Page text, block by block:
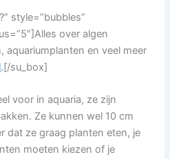
style=”bubbles”
over algen
aquariumplanten en veel meer
.[/su_box]
voor in aquaria, ze zijn
Ze kunnen wel 10 cm
dat ze graag planten eten, je
moeten kiezen of je